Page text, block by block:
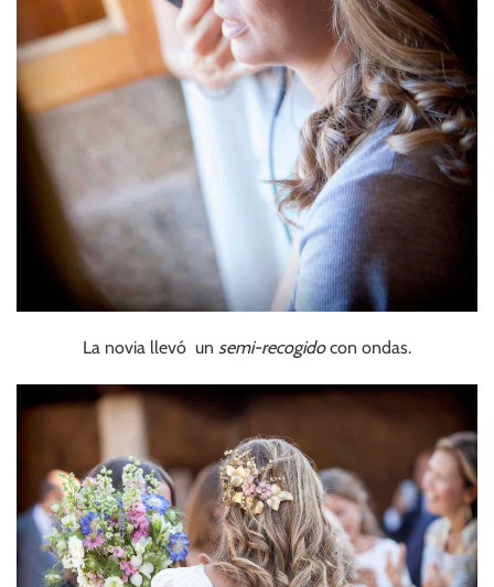
La novia llevó un semi-recogidocon ondas.